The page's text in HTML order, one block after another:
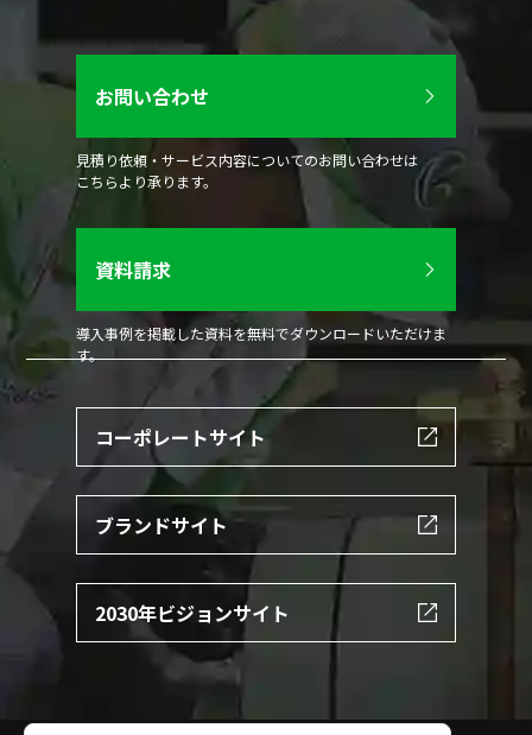
お問い合わせ
見積り依頼・サービス内容についてのお問い合わせは
こちらより承ります。
資料請求
導入事例を掲載した資料を無料でダウンロードいただけま
す。
コーポレートサイト
ブランドサイト
2030年ビジョンサイト